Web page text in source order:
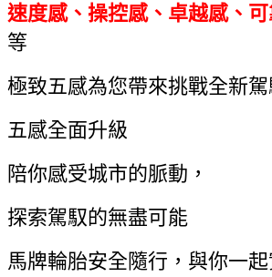
速度感、操控感、卓越感、
等
極致五感為您帶來挑戰全新
五感全面升級
陪你感受城市的脈動，
探索駕馭的無盡可能
馬牌輪胎安全隨行，與你一